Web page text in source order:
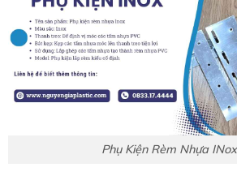
Phụ Kiện Rèm Nhựa